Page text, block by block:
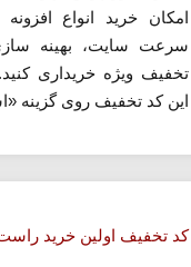
امکان خرید انواع
سرعت سایت، بهینه
تخفیف ویژه خریداری
این کد تخفیف روی گزینه
کد تخفیف اولین خرید